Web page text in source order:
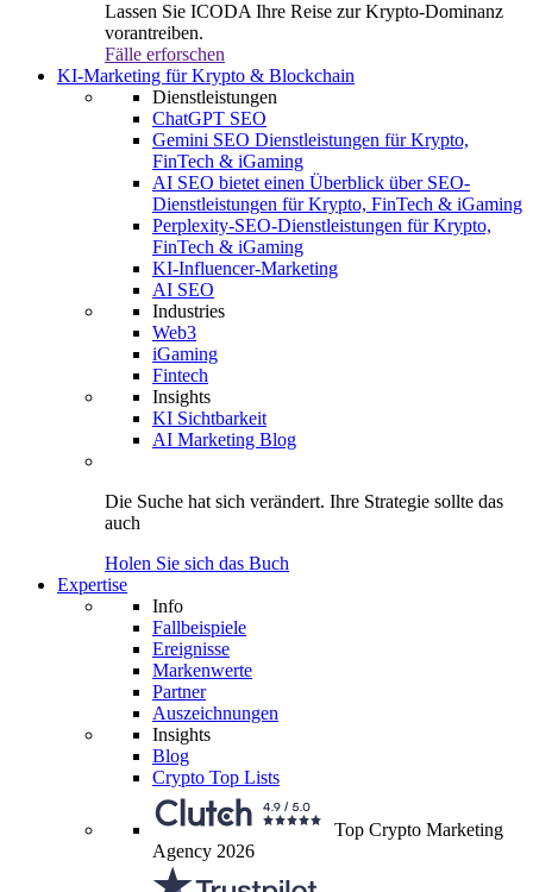
Lassen Sie ICODA Ihre Reise zur Krypto-Dominanz
vorantreiben.
Fälle erforschen
KI-Marketing für Krypto & Blockchain
Dienstleistungen
ChatGPT SEO
Gemini SEO Dienstleistungen für Krypto,
FinTech & iGaming
AI SEO bietet einen Überblick über SEO-
Dienstleistungen für Krypto, FinTech & iGaming
Perplexity-SEO-Dienstleistungen für Krypto,
FinTech & iGaming
KI-Influencer-Marketing
AI SEO
Industries
Web3
iGaming
Fintech
Insights
KI Sichtbarkeit
AI Marketing Blog
Die Suche hat sich verändert. Ihre Strategie sollte das
auch
Holen Sie sich das Buch
Expertise
Info
Fallbeispiele
Ereignisse
Markenwerte
Partner
Auszeichnungen
Insights
Blog
Crypto Top Lists
Top Crypto Marketing
Agency 2026